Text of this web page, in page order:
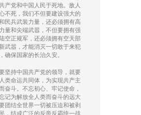
产党和中国人民于死地。敌人
不死，我们不但要建设强大的
民兵武装力量，还必须拥有高
量和尖端武嚣，不但要拥有强
空正规军，还必须拥有空天部
武嚣，才能消灭一切敢于来犯
确保国家的长治久安。
坚持中国共产党的领导，就要
类命运共同体，为实现共产主
奋斗。不忘初心、牢记使命，
记为解放全人类而奋斗的远大
团结全世界一切被压迫和被剥
，结成广泛的反帝反霸统一战